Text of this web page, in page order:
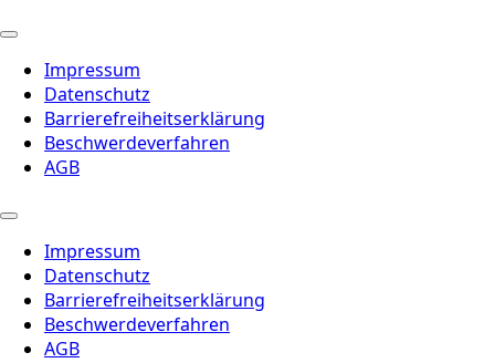
Impressum
Datenschutz
Barrierefreiheitserklärung
Beschwerdeverfahren
AGB
Impressum
Datenschutz
Barrierefreiheitserklärung
Beschwerdeverfahren
AGB